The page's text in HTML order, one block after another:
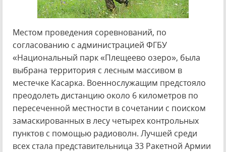
Местом проведения соревнований, по
согласованию с администрацией ФГБУ
«Национальный парк «Плещеево озеро», была
выбрана территория с лесным массивом в
местечке Касарка. Военнослужащим предстояло
преодолеть дистанцию около 6 километров по
пересеченной местности в сочетании с поиском
замаскированных в лесу четырех контрольных
пунктов с помощью радиоволн. Лучшей среди
всех стала представительница 33 Ракетной Армии